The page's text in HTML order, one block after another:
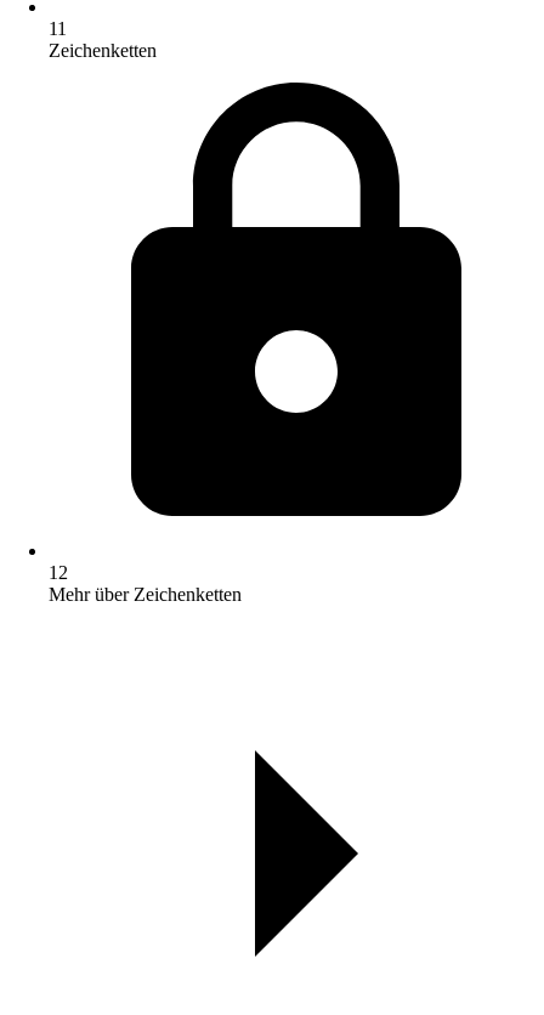
11
Zeichenketten
12
Mehr über Zeichenketten